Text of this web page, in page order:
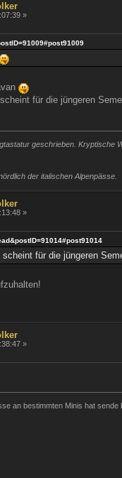
»
für die jüngeren
geschrieben.
der italischen Alpenpässe.
»
für die jüngeren
»
an bestimmten Minis hat sende